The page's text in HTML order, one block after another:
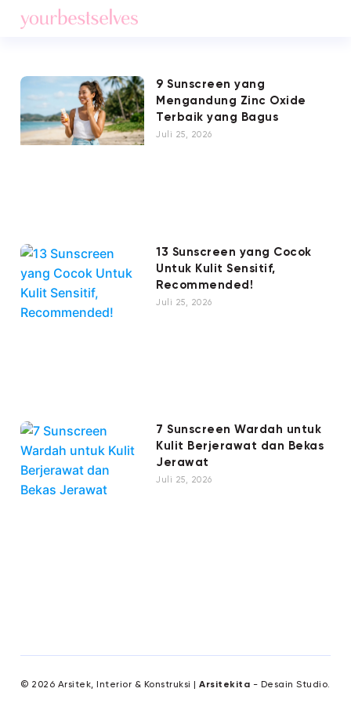
9 Sunscreen yang
Mengandung Zinc Oxide
Terbaik yang Bagus
Juli 25, 2026
13 Sunscreen yang Cocok
Untuk Kulit Sensitif,
Recommended!
Juli 25, 2026
7 Sunscreen Wardah untuk
Kulit Berjerawat dan Bekas
Jerawat
Juli 25, 2026
© 2026 Arsitek, Interior & Konstruksi |Arsitekita - Desain Studio.